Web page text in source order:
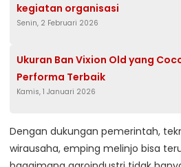
kegiatan organisasi
Senin, 2 Februari 2026
Ukuran Ban Vixion Old yang
Performa Terbaik
Kamis, 1 Januari 2026
Dengan dukungan pemerintah,
wirausaha, emping melinjo bisa